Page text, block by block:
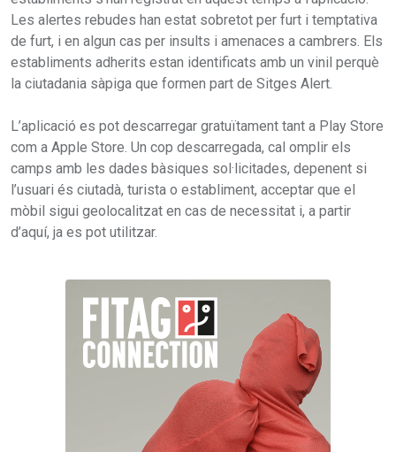
Les alertes rebudes han estat sobretot per furt i temptativa
de furt, i en algun cas per insults i amenaces a cambrers. Els
establiments adherits estan identificats amb un vinil perquè
la ciutadania sàpiga que formen part de Sitges Alert.
L’aplicació es pot descarregar gratuïtament tant a Play Store
com a Apple Store. Un cop descarregada, cal omplir els
camps amb les dades bàsiques sol·licitades, depenent si
l’usuari és ciutadà, turista o establiment, acceptar que el
mòbil sigui geolocalitzat en cas de necessitat i, a partir
d’aquí, ja es pot utilitzar.